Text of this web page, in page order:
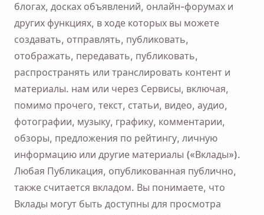
блогах, досках объявлений, онлайн-форумах и
других функциях, в ходе которых вы можете
создавать, отправлять, публиковать,
отображать, передавать, публиковать,
распространять или транслировать контент и
материалы. нам или через Сервисы, включая,
помимо прочего, текст, статьи, видео, аудио,
фотографии, музыку, графику, комментарии,
обзоры, предложения по рейтингу, личную
информацию или другие материалы («Вклады»).
Любая Публикация, опубликованная публично,
также считается вкладом. Вы понимаете, что
Вклады могут быть доступны для просмотра